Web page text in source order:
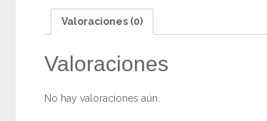
Valoraciones (0)
Valoraciones
No hay valoraciones aún.